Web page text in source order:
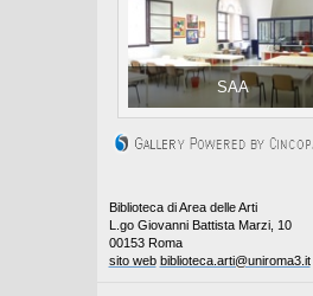
SAA
Biblioteca di Area delle Arti
L.go Giovanni Battista Marzi, 10
00153 Roma
sito web biblioteca.arti@uniroma3.it